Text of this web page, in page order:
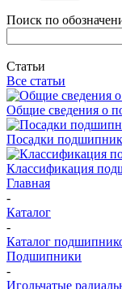
Поиск по
Статьи
Все статьи
Общие сведения о
Посадки
Классификация
Главная
-
Каталог
-
Каталог
Подшипники
-
Игольчатые